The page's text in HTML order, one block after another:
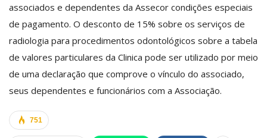
associados e dependentes da Assecor condições especiais
de pagamento. O desconto de 15% sobre os serviços de
radiologia para procedimentos odontológicos sobre a tabela
de valores particulares da Clinica pode ser utilizado por meio
de uma declaração que comprove o vínculo do associado,
seus dependentes e funcionários com a Associação.
751